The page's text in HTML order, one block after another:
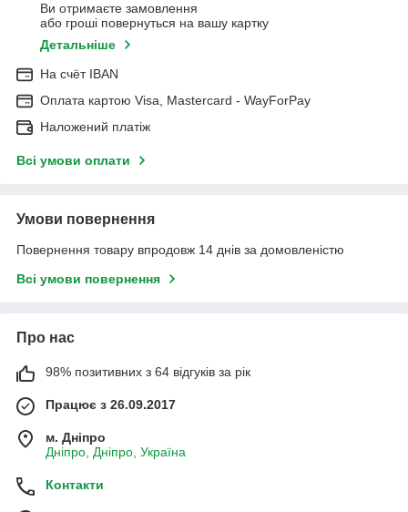
Ви отримаєте замовлення
або гроші повернуться на вашу картку
Детальніше
На cчёт IBAN
Оплата картою Visa, Mastercard - WayForPay
Наложений платіж
Всі умови оплати
Умови повернення
Повернення товару впродовж 14 днів за домовленістю
Всі умови повернення
Про нас
98% позитивних з 64 відгуків за рік
Працює з 26.09.2017
м. Дніпро
Дніпро, Дніпро, Україна
Контакти